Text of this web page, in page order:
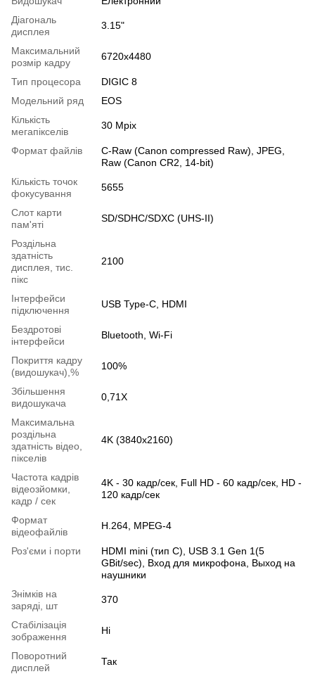
Діагональ
дисплея
3.15"
Максимальний
розмір кадру
6720x4480
Тип процесора
DIGIC 8
Модельний ряд
EOS
Кількість
мегапікселів
30 Mpix
Формат файлів
C-Raw (Canon compressed Raw), JPEG,
Raw (Canon CR2, 14-bit)
Кількість точок
фокусування
5655
Слот карти
пам'яті
SD/SDHC/SDXC (UHS-II)
Роздільна
здатність
дисплея, тис.
пікс
2100
Інтерфейси
підключення
USB Type-C, HDMI
Бездротові
інтерфейси
Bluetooth, Wi-Fi
Покриття кадру
(видошукач),%
100%
Збільшення
видошукача
0,71X
Максимальна
роздільна
здатність відео,
пікселів
4K (3840x2160)
Частота кадрів
відеозйомки,
кадр / сек
4K - 30 кадр/сек, Full HD - 60 кадр/сек, HD -
120 кадр/сек
Формат
відеофайлів
H.264, MPEG-4
Роз'єми і порти
HDMI mini (тип С), USB 3.1 Gen 1(5
GBit/sec), Вход для микрофона, Выход на
наушники
Знімків на
заряді, шт
370
Cтабілізація
зображення
Ні
Поворотний
дисплей
Так